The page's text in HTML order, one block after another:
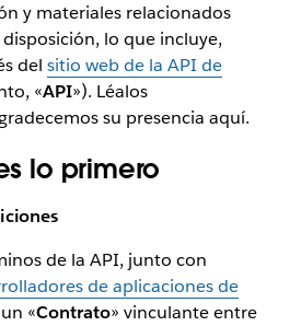
y materiales relacionados
lo que incluye,
del sitio web de la API de
«API»). Léalos
su presencia aquí.
lo primero
de la API, junto con
de aplicaciones de
«Contrato» vinculante entre